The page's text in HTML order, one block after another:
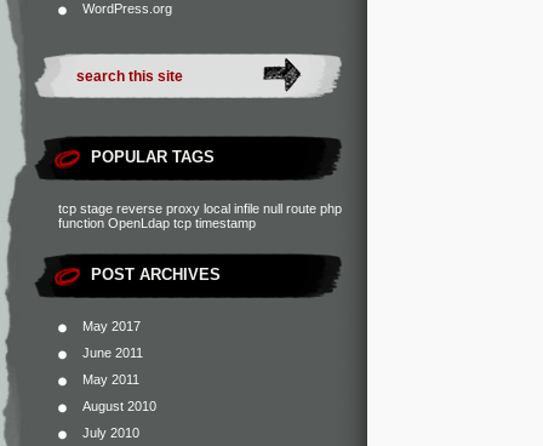
WordPress.org
POPULAR TAGS
tcp stage reverse proxy local infile null route php
function OpenLdap
POST ARCHIVES
May 2017
June 2011
May 2011
August 2010
July 2010